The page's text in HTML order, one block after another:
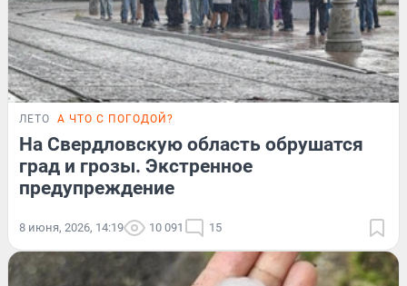
ЛЕТО А ЧТО С ПОГОДОЙ?
На Свердловскую область обрушатся
град и грозы. Экстренное
предупреждение
8 июня, 2026, 14:19 10 091 15